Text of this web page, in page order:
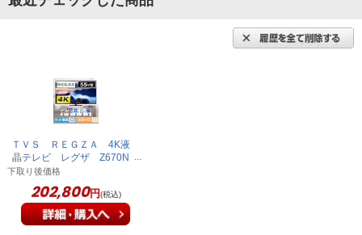
ＴＶＳ ＲＥＧＺＡ 4K液
晶テレビ レグザ Z670N
series 55V型 55Z670N
下取り後価格
202,800円(税込)